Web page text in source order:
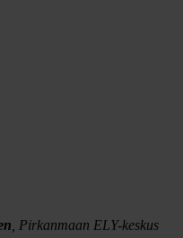
, Pirkanmaan ELY-keskus